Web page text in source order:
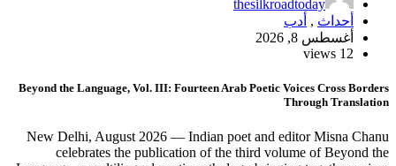
Beyond the Language, Vol. III: Fourteen
New Delhi, August 2026 — Indian
celebrates the publication of the